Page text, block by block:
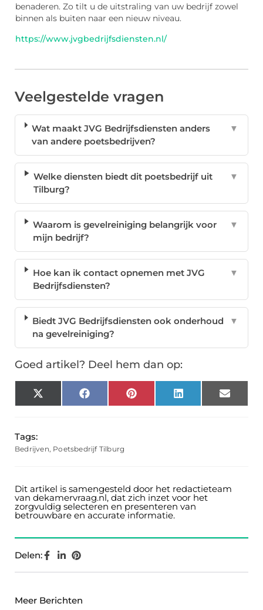
benaderen. Zo tilt u de uitstraling van uw bedrijf zowel
binnen als buiten naar een nieuw niveau.
https://www.jvgbedrijfsdiensten.nl/
Veelgestelde vragen
Wat maakt JVG Bedrijfsdiensten anders
van andere poetsbedrijven?
▼
Welke diensten biedt dit poetsbedrijf uit
Tilburg?
▼
Waarom is gevelreiniging belangrijk voor
mijn bedrijf?
▼
Hoe kan ik contact opnemen met JVG
Bedrijfsdiensten?
▼
Biedt JVG Bedrijfsdiensten ook onderhoud
na gevelreiniging?
▼
Goed artikel? Deel hem dan op:
X
(Twitter)
FacebookPinterest LinkedIn Email
Tags:
Bedrijven, Poetsbedrijf Tilburg
Dit artikel is samengesteld door het redactieteam
van dekamervraag.nl, dat zich inzet voor het
zorgvuldig selecteren en presenteren van
betrouwbare en accurate informatie.
Delen:
Meer Berichten